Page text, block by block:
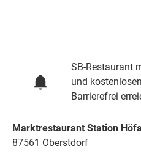
SB-Restaurant
und
Barrierefrei
Marktrestaurant Station
87561 Oberstdorf